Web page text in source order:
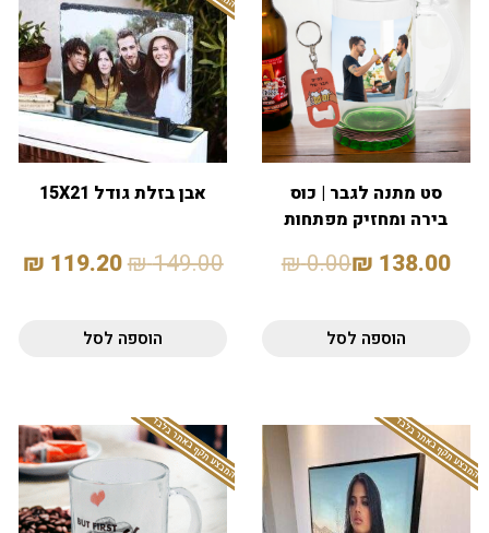
סט מתנה לגבר | כוס
בירה ומחזיק מפתחות
138.00
₪
0.00
₪
הוספה לסל
אבן בזלת גודל 15X21
149.00
₪
119.20
₪
הוספה לסל
המבצע תקף באתר בלבד המבצע תקף באתר בלבד